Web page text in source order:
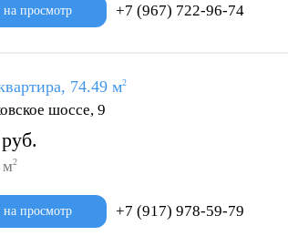
на просмотр +7 (967) 722-96-74
74.49 м2
шоссе, 9
м2
на просмотр +7 (917) 978-59-79